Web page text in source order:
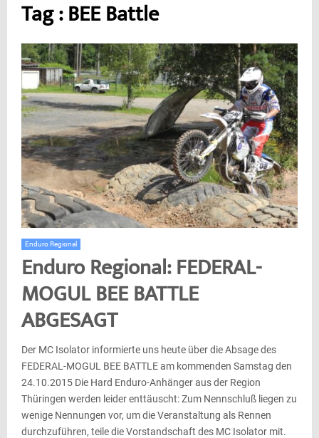
Tag : BEE Battle
Enduro Regional
Enduro Regional: FEDERAL-
MOGUL BEE BATTLE
ABGESAGT
Der MC Isolator informierte uns heute über die Absage des
FEDERAL-MOGUL BEE BATTLE am kommenden Samstag den
24.10.2015 Die Hard Enduro-Anhänger aus der Region
Thüringen werden leider enttäuscht: Zum Nennschluß liegen zu
wenige Nennungen vor, um die Veranstaltung als Rennen
durchzuführen, teile die Vorstandschaft des MC Isolator mit.